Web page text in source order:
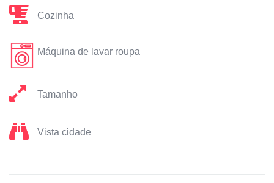
Cozinha
Máquina de lavar roupa
Tamanho
Vista cidade